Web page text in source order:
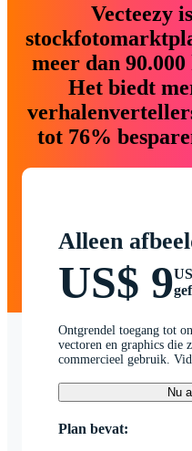
Vecteezy
meer dan
Het biedt
tot 76%
Alleen
US$ 9
Ontgrendel toegang tot
vectoren en graphics die
commercieel gebruik.
Nu
Plan bevat: